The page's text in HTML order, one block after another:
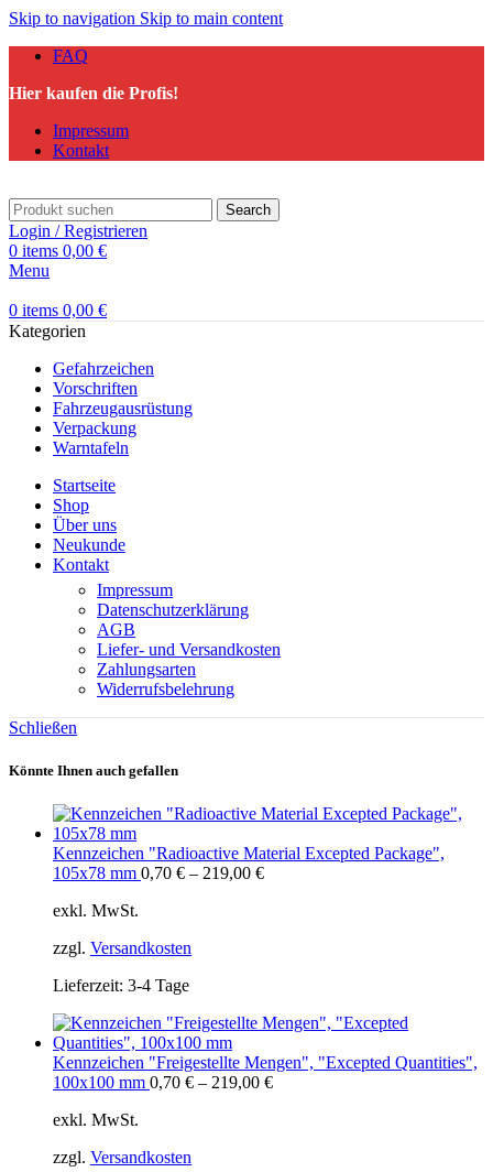
Skip to navigation Skip to main content
FAQ
Hier kaufen die Profis!
Impressum
Kontakt
Search
Login / Registrieren
0 items 0,00 €
Menu
0 items 0,00 €
Kategorien
Gefahrzeichen
Vorschriften
Fahrzeugausrüstung
Verpackung
Warntafeln
Startseite
Shop
Über uns
Neukunde
Kontakt
Impressum
Datenschutzerklärung
AGB
Liefer- und Versandkosten
Zahlungsarten
Widerrufsbelehrung
Schließen
Könnte Ihnen auch gefallen
Kennzeichen "Radioactive Material Excepted Package",
105x78 mm 0,70 € – 219,00 €
exkl. MwSt.
zzgl. Versandkosten
Lieferzeit: 3-4 Tage
Kennzeichen "Freigestellte Mengen", "Excepted Quantities",
100x100 mm 0,70 € – 219,00 €
exkl. MwSt.
zzgl. Versandkosten